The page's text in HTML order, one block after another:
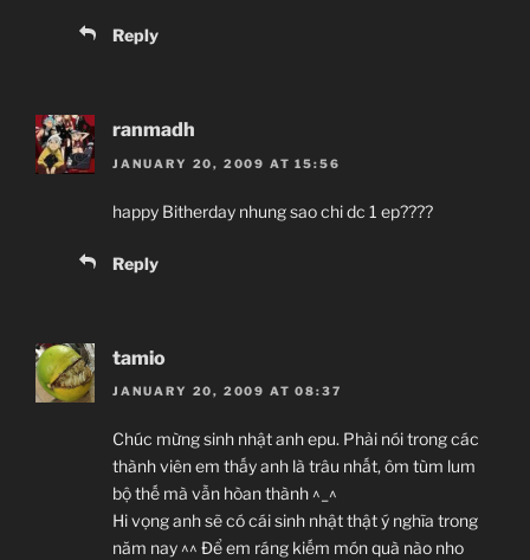
Reply
ranmadh
JANUARY 20, 2009 AT 15:56
happy Bitherday nhung sao chi dc 1 ep????
Reply
tamio
JANUARY 20, 2009 AT 08:37
Chúc mừng sinh nhật anh epu. Phải nói trong các
thành viên em thấy anh là trâu nhất, ôm tùm lum
bộ thế mà vẫn hòan thành ^_^
Hi vọng anh sẽ có cái sinh nhật thật ý nghĩa trong
năm nay ^^ Để em ráng kiếm món quà nào nho